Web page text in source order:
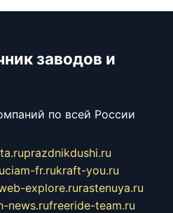
заводов и
по всей России
prazdnikdushi.ru
ciam-fr.rukraft-you.ru
explore.rurastenuya.ru
news.rufreeride-team.ru